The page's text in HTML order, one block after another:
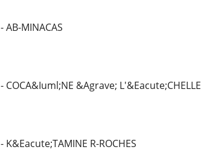
- AB-MINACAS
- COCA&Iuml;NE &Agrave; L'&Eacute;CHELLE
- K&Eacute;TAMINE R-ROCHES